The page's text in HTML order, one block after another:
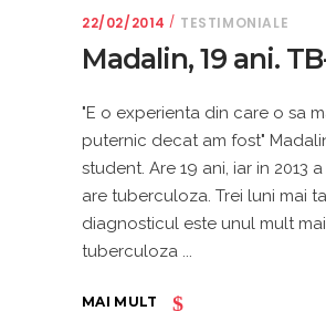
22/02/2014 TESTIMONIALE
Madalin, 19 ani.
"E o experienta din care o sa
puternic decat am fost"
student. Are 19 ani, iar in 2013
are tuberculoza. Trei luni mai
diagnosticul este unul mult
tuberculoza
MAI MULT